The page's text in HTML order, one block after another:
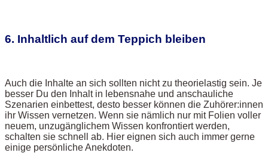
6. Inhaltlich auf dem Teppich bleiben
Auch die Inhalte an sich sollten nicht zu theorielastig sein. Je
besser Du den Inhalt in lebensnahe und anschauliche
Szenarien einbettest, desto besser können die Zuhörer:innen
ihr Wissen vernetzen. Wenn sie nämlich nur mit Folien voller
neuem, unzugänglichem Wissen konfrontiert werden,
schalten sie schnell ab. Hier eignen sich auch immer gerne
einige persönliche Anekdoten.